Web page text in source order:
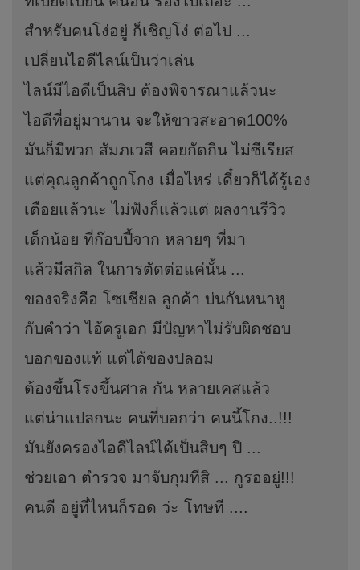
สำหรับคนโง่อยู่ ก็เชิญโง่ ต่อไป ...
เปลี่ยนไอดีไลน์เป็นว่าเล่น
ไลน์มีไอดีเป็นสิบ ต้องพิจารณาแล้วนะ
ไอดีที่อยู่มานาน จะให้ขาวสะอาด100%
มันก็มีพวก สัมภเวสี คอยกัดกิน ไม่ซีเรียส
แต่คุณลูกค้าถูกโกง เมื่อไหร่ เดี๋ยวก็ได้รู้เอง
เตือยแล้วนะ ไม่ฟังก็แล้วแต่ ผลงานรีวิว
เด็กน้อย ที่ก๊อบปี้จาก หลายๆ ที่มา
แล้วมีสกิล ในการตัดต่อแค่นั้น ...
ของจริงคือ โซเชียล ลูกค้า บ่นกันหนาหู
กับคำว่า ไอ้ครูเอก มีปัญหาไม่รับผิดชอบ
บอกของแท้ แต่ได้ของปลอม
ต้องขึ้นโรงขึ้นศาล กัน หลายเคสแล้ว
แต่น่าแปลกนะ คนที่บอกว่า คนนี้โกง..!!!
มันยังครองไอดีไลน์ได้เป็นสิบๆ ปี ...
ช่วยเอา ตำรวจ มาจับกุมทีสิ ... กูรออยู่!!!
คนดี อยู่ที่ไหนก็รอด ว่ะ โทษที ....